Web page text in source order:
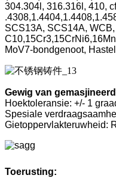
304.304l, 316.316l, 410,
SCS13A, SCS14A,
MoV7-bondgenoot,
Gewig van
Hoektoleransie: +/- 1
Spesiale
Gietoppervlakteruwheid:
Toerusting: